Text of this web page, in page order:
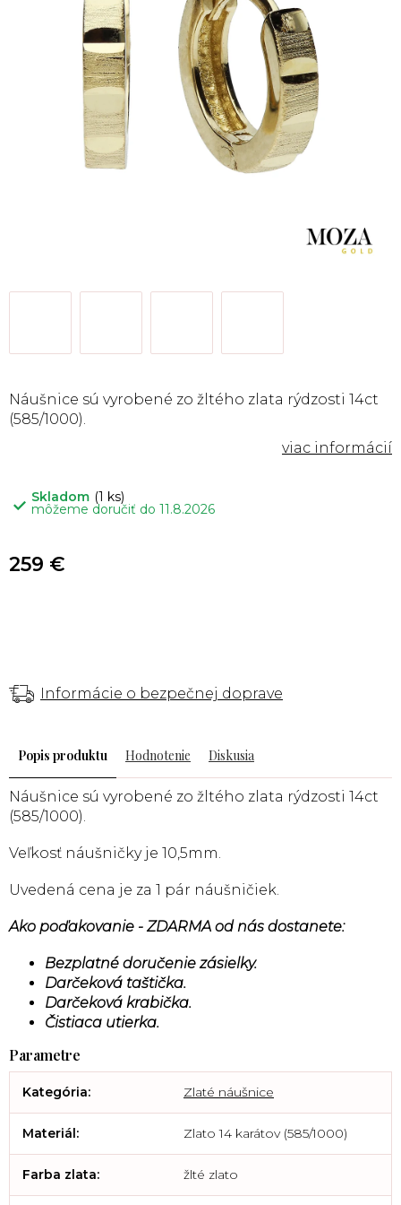
Skladom (1 ks)
môžeme doručiť do 11.8.2026
Náušnice sú vyrobené zo žltého zlata rýdzosti 14ct
(585/1000).
Informácie o bezpečnej doprave
259 €
Popis Hodnotenie Diskusia
Náušnice sú vyrobené zo žltého zlata rýdzosti 14ct
(585/1000).
Veľkosť náušničky je 10,5mm.
Uvedená cena je za 1 pár náušničiek.
Ako poďakovanie - ZDARMA od nás dostanete:
Bezplatné doručenie zásielky.
Darčeková taštička.
Darčeková krabička.
Čistiaca utierka.
Kategória: Zlaté náušnice
Materiál: Zlato 14 karátov (585/1000)
Farba zlata: žlté zlato